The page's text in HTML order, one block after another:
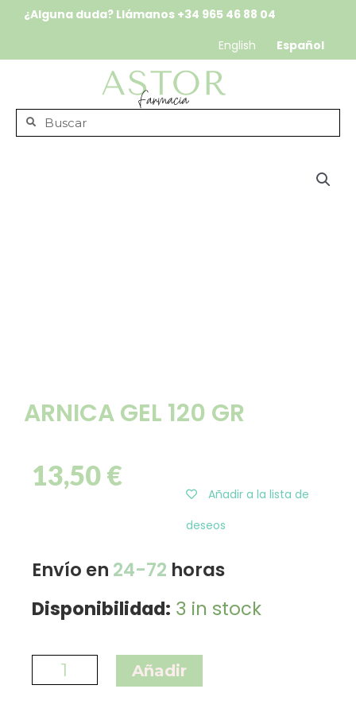
¿Alguna duda? Llámanos +34 965 46 88 04
English
Español
ARNICA GEL 120 GR
13,50€
Añadir a la lista de
deseos
Envío en 24-72 horas
Disponibilidad: 3 in stock
Añadir